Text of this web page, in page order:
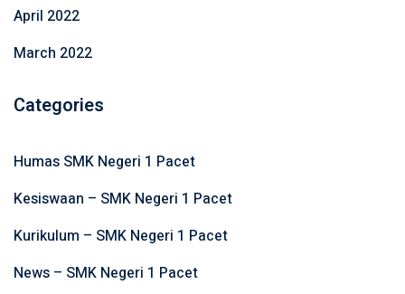
April 2022
March 2022
Categories
Humas SMK Negeri 1 Pacet
Kesiswaan – SMK Negeri 1 Pacet
Kurikulum – SMK Negeri 1 Pacet
News – SMK Negeri 1 Pacet